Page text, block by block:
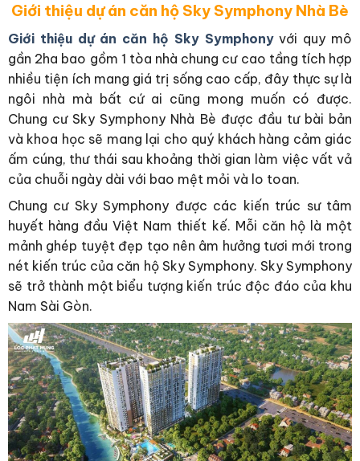
Giới thiệu dự án căn hộ Sky Symphony Nhà Bè
Giới thiệu dự án căn hộ Sky Symphonyvới quy mô
gần 2ha bao gồm 1 tòa nhà chung cư cao tầng tích hợp
nhiều tiện ích mang giá trị sống cao cấp, đây thực sự là
ngôi nhà mà bất cứ ai cũng mong muốn có được.
Chung cư Sky Symphony Nhà Bè được đầu tư bài bản
và khoa học sẽ mang lại cho quý khách hàng cảm giác
ấm cúng, thư thái sau khoảng thời gian làm việc vất vả
của chuỗi ngày dài với bao mệt mỏi và lo toan.
Chung cư Sky Symphony được các kiến trúc sư tâm
huyết hàng đầu Việt Nam thiết kế. Mỗi căn hộ là một
mảnh ghép tuyệt đẹp tạo nên âm hưởng tươi mới trong
nét kiến trúc của căn hộ Sky Symphony. Sky Symphony
sẽ trở thành một biểu tượng kiến trúc độc đáo của khu
Nam Sài Gòn.